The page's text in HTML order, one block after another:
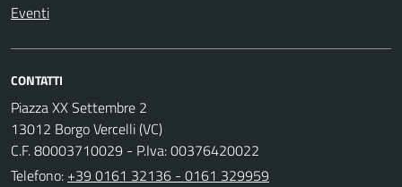
Eventi
CONTATTI
Piazza XX Settembre 2
13012 Borgo Vercelli (VC)
C.F. 80003710029 - P.Iva: 00376420022
Telefono: +39 0161 32136 - 0161 329959